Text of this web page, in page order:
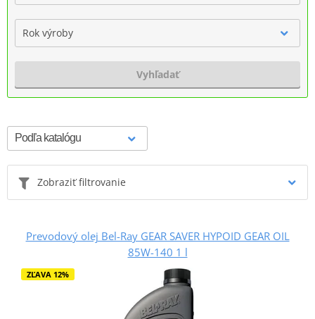
Rok výroby
Vyhľadať
Zobraziť filtrovanie
Prevodový olej Bel-Ray GEAR SAVER HYPOID GEAR OIL
85W-140 1 l
ZĽAVA 12%